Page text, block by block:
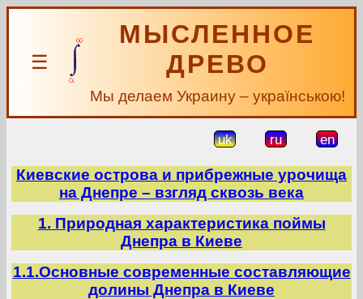
☰
МЫСЛЕННОЕ
ДРЕВО
Мы делаем Украину – українською!
uk ru en
Киевские острова и прибрежные урочища
на Днепре – взгляд сквозь века
1. Природная характеристика поймы
Днепра в Киеве
1.1.Основные современные составляющие
долины Днепра в Киеве